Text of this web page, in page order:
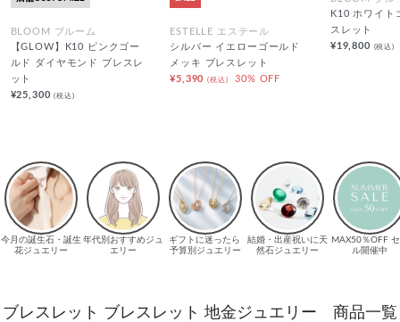
BLOOM ブルーム
【GLOW】K10 ピンクゴー
ルド ダイヤモンド ブレスレ
ット
¥25,300(税込)
ESTELLE エステール
シルバー イエローゴールド
メッキ ブレスレット
¥5,390(税込) 30% OFF
K10 ホワイト
スレット
¥19,800 (税込)
ブレスレット ブレスレット 地金ジュエリー 商品一覧